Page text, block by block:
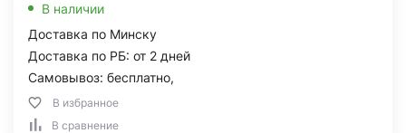
В наличии
Доставка по Минску
Доставка по РБ: от 2 дней
Самовывоз: бесплатно,
В избранное
В сравнение